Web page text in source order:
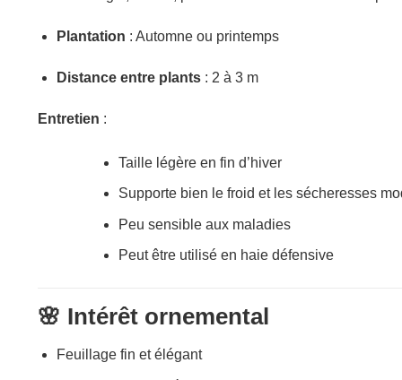
Plantation : Automne ou printemps
Distance entre plants: 2 à 3 m
Entretien :
Taille légère en fin d’hiver
Supporte bien le froid et les sécheresses
Peu sensible aux maladies
Peut être utilisé en haie défensive
🌸 Intérêt ornemental
Feuillage fin et élégant